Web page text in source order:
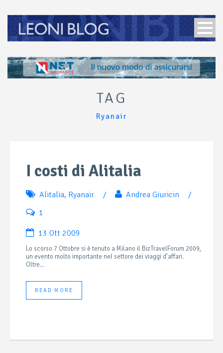
TAG
Ryanair
I costi di Alitalia
Alitalia, Ryanair / Andrea Giuricin
/
1
13 Ott 2009
Lo scorso 7 Ottobre si è tenuto a Milano il BizTravelForum 2009,
un evento molto importante nel settore dei viaggi d’affari.
Oltre...
READ MORE